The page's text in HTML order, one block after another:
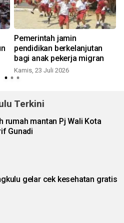
Pemerintah jamin
pendidikan berkelanjutan
bagi anak pekerja migran
Kamis, 23 Juli 2026
Terkini
rumah mantan Pj Wali Kota
Gunadi
gelar cek kesehatan gratis